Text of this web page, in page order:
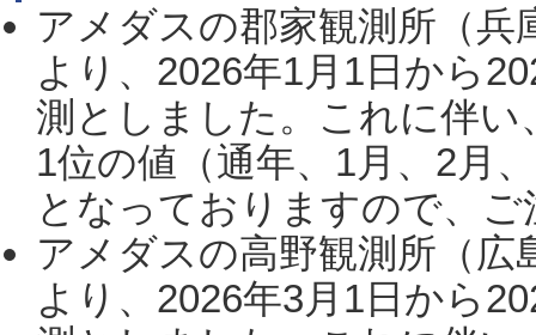
アメダスの郡家観測所（
より、2026年1月1日から
測としました。これに伴い
1位の値（通年、1月、2月
となっておりますので、
アメダスの高野観測所（
より、2026年3月1日から